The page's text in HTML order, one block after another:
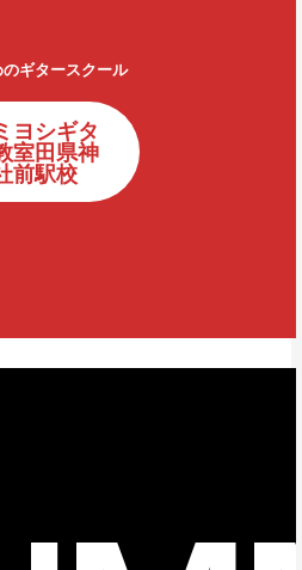
のギタースクール
ヨシギタ
室田県神
前駅校